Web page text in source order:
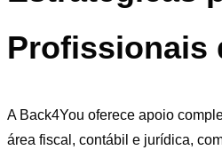
Profissionais
A Back4You oferece apoio
área fiscal, contábil e jurídica,